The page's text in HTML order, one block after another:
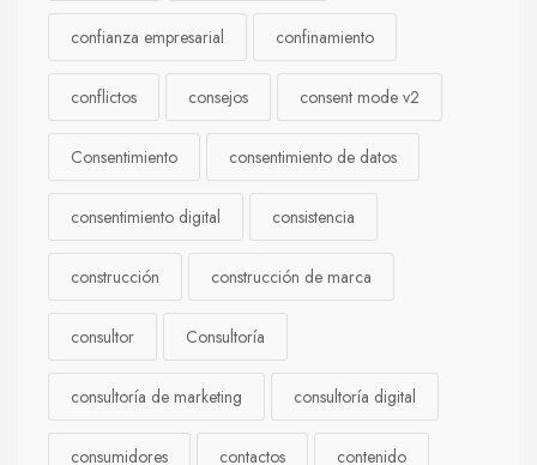
confianza empresarial confinamiento
conflictos consejos consent mode v2
Consentimiento consentimiento de datos
consentimiento digital consistencia
construcción construcción de marca
consultor Consultoría
consultoría de marketing consultoría digital
consumidores contactos contenido